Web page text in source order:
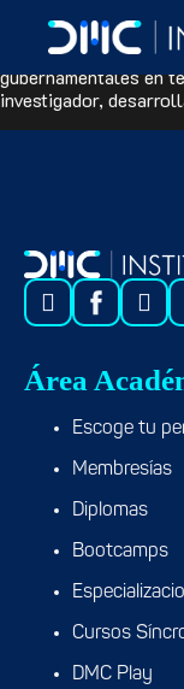
Senior Data
tenido experiencia
gubernamentales en
investigador,
Área
Escoge tu
Membresías
Diplomas
Bootcamps
Cursos
DMC Play